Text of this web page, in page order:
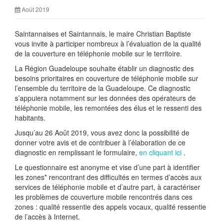
Août 2019
Saintannaises et Saintannais, le maire Christian Baptiste
vous invite à participer nombreux à l’évaluation de la qualité
de la couverture en téléphonie mobile sur le territoire.
La Région Guadeloupe souhaite établir un diagnostic des
besoins prioritaires en couverture de téléphonie mobile sur
l’ensemble du territoire de la Guadeloupe. Ce diagnostic
s’appuiera notamment sur les données des opérateurs de
téléphonie mobile, les remontées des élus et le ressenti des
habitants.
Jusqu’au 26 Août 2019, vous avez donc la possibilité de
donner votre avis et de contribuer à l’élaboration de ce
diagnostic en remplissant le formulaire, en cliquant ici .
Le questionnaire est anonyme et vise d’une part à identifier
les zones* rencontrant des difficultés en termes d’accès aux
services de téléphonie mobile et d’autre part, à caractériser
les problèmes de couverture mobile rencontrés dans ces
zones : qualité ressentie des appels vocaux, qualité ressentie
de l’accès à Internet.